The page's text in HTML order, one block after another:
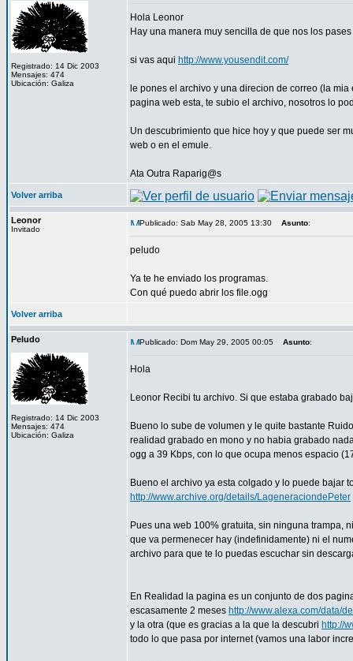
Registrado: 14 Dic 2003
Mensajes: 474
Ubicación: Galiza
Hola Leonor
Hay una manera muy sencilla de que nos los pases
si vas aqui http://www.yousendit.com/
le pones el archivo y una direcion de correo (la
pagina web esta, te subio el archivo, nosotros lo
Un descubrimiento que hice hoy y que puede ser
web o en el emule.
Ata Outra Raparig@s
Volver arriba
Leonor
Invitado
Publicado: Sab May 28, 2005 13:30 Asunto:
peludo
Ya te he enviado los programas.
Con qué puedo abrir los file.ogg
Volver arriba
Peludo
Registrado: 14 Dic 2003
Mensajes: 474
Ubicación: Galiza
Publicado: Dom May 29, 2005 00:05 Asunto:
Hola
Leonor Recibi tu archivo. Si que estaba grabado
Bueno lo sube de volumen y le quite bastante
realidad grabado en mono y no habia grabado
ogg a 39 Kbps, con lo que ocupa menos espacio
Bueno el archivo ya esta colgado y lo puede bajar
http://www.archive.org/details/LageneraciondePeter
Pues una web 100% gratuita, sin ninguna trampa,
que va permenecer hay (indefinidamente) ni el
archivo para que te lo puedas escuchar sin
En Realidad la pagina es un conjunto de dos
escasamente 2 meses http://www.alexa.com/data/
y la otra (que es gracias a la que la descubri http://
todo lo que pasa por internet (vamos una labor